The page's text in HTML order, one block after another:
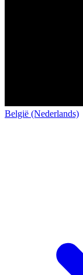
België (Nederlands)